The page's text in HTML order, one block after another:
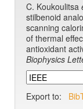
C. Koukoulitsa
stilbenoid
scanning
of thermal
antioxidant
Biophysics
Export to: